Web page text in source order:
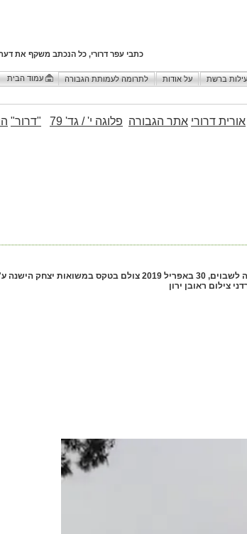
כתבי עפר דרורי, כל הנכתב משקף את
ברשת על אודות לתרומה לעמותת הגבורה עמוד הבית
אורית דרורי אתר הגבורה פלוגה י' / גד' 79 "דרור"
דברי יהודה נוימן בטקס הוקרה לשבוים, 30 באפריל 2019
צילום ראובן ירון